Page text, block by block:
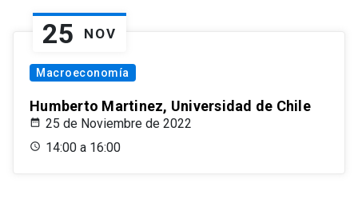
25 NOV
Macroeconomía
Humberto Martinez, Universidad de Chile
25 de Noviembre de 2022
14:00 a 16:00